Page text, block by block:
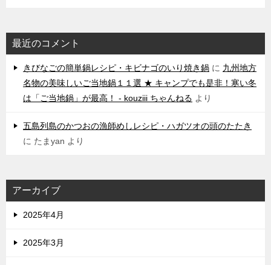
最近のコメント
きびなごの簡単鍋レシピ・キビナゴのいり焼き鍋 に 九州地方
名物の美味しいご当地鍋１１選 ★ キャンプでも是非！寒い冬
は「ご当地鍋」が最高！ - kouziii ちゃんねる より
五島列島のかつおの漁師めしレシピ・ハガツオの頭のたたき
に たまyan より
アーカイブ
2025年4月
2025年3月